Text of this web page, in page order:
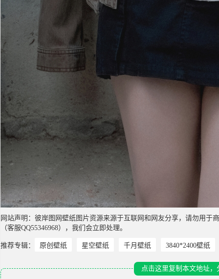
网站声明：彼岸图网壁纸图片资源来源于互联网和网友分享，请勿用
（客服QQ55346968），我们会立即处理。
推荐专辑： 原创壁纸 星空壁纸 千月壁纸 3840*2400壁纸
点击这里复制本文地址